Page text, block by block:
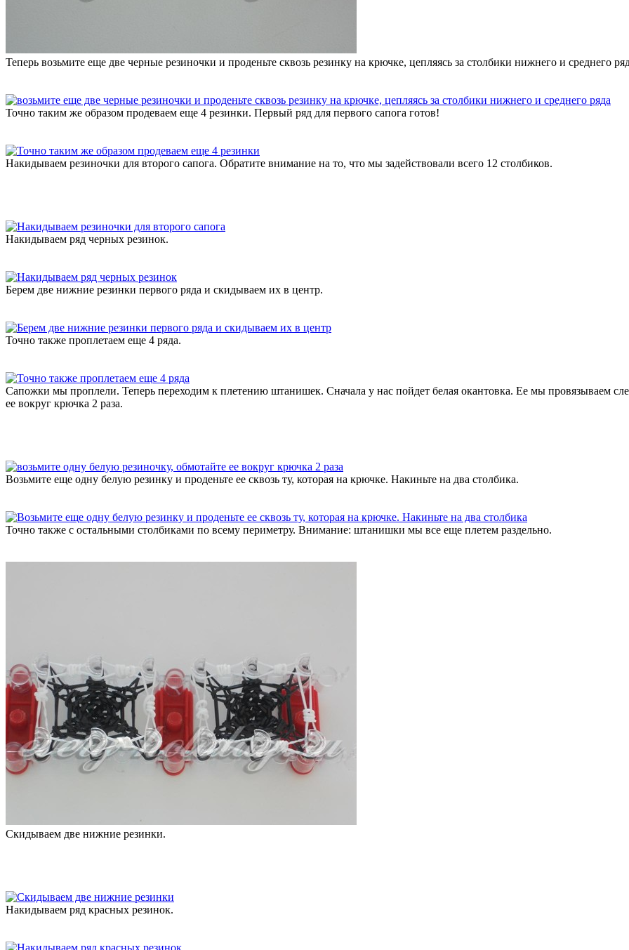
Теперь возьмите еще две черные резиночки и проденьте сквозь резинку на крючке, цепляясь за столбики нижнего и среднего
Точно таким же образом продеваем еще 4 резинки. Первый ряд для первого сапога готов!
Накидываем резиночки для второго сапога. Обратите внимание на то, что мы задействовали всего 12 столбиков.
Накидываем ряд черных резинок.
Берем две нижние резинки первого ряда и скидываем их в центр.
Точно также проплетаем еще 4 ряда.
Сапожки мы проплели. Теперь переходим к плетению штанишек. Сначала у нас пойдет белая окантовка. Ее мы провязываем
ее вокруг крючка 2 раза.
Возьмите еще одну белую резинку и проденьте ее сквозь ту, которая на крючке. Накиньте на два столбика.
Точно также с остальными столбиками по всему периметру. Внимание: штанишки мы все еще плетем раздельно.
Скидываем две нижние резинки.
Накидываем ряд красных резинок.